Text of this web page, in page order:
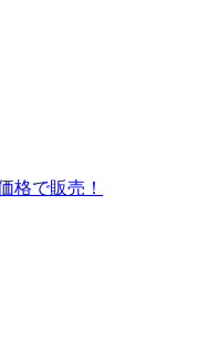
格で販売！